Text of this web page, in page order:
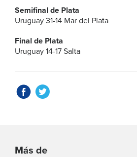
Semifinal de Plata
Uruguay 31-14 Mar del Plata
Final de Plata
Uruguay 14-17 Salta
Más de